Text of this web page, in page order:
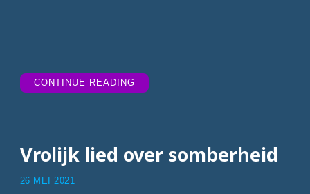
CONTINUE READING“TIPTRACKS
WEEK
Vrolijk lied over somberheid
26 MEI 2021